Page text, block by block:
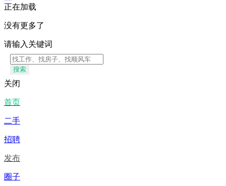
正在加载
没有更多了
请输入关键词
搜索
关闭
首页
二手
招聘
发布
圈子